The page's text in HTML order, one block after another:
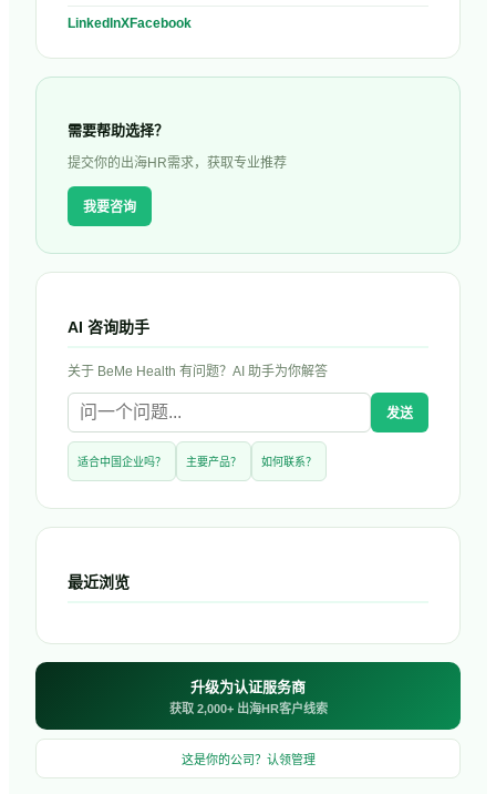
LinkedInXFacebook
需要帮助选择？
提交你的出海HR需求，获取专业推荐
我要咨询
AI 咨询助手
关于 BeMe Health 有问题？AI 助手为你解答
发送
适合中国企业吗？ 主要产品？ 如何联系？
最近浏览
升级为认证服务商
获取 2,000+ 出海HR客户线索
这是你的公司？认领管理